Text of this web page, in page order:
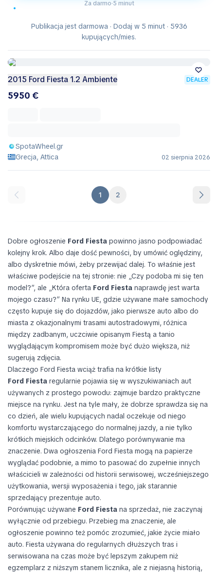
Za darmo·5 minut
Publikacja jest darmowa · Dodaj w 5 minut · 5936
kupujących/mies.
2015 Ford Fiesta 1.2 Ambiente DEALER
5950 €
SpotaWheel.gr
Grecja, Attica
02 sierpnia 2026
1 2
Dobre ogłoszenie Ford Fiesta powinno jasno podpowiadać
kolejny krok. Albo daje dość pewności, by umówić oględziny,
albo dyskretnie mówi, żeby przewijać dalej. To właśnie jest
właściwe podejście na tej stronie: nie „Czy podoba mi się ten
model?”, ale „Która oferta Ford Fiesta naprawdę jest warta
mojego czasu?” Na rynku UE, gdzie używane małe samochody
często kupuje się do dojazdów, jako pierwsze auto albo do
miasta z okazjonalnymi trasami autostradowymi, różnica
między zadbanym, uczciwie opisanym Fiestą a tanio
wyglądającym kompromisem może być dużo większa, niż
sugerują zdjęcia.
Dlaczego Ford Fiesta wciąż trafia na krótkie listy
Ford Fiesta regularnie pojawia się w wyszukiwaniach aut
używanych z prostego powodu: zajmuje bardzo praktyczne
miejsce na rynku. Jest na tyle mały, że dobrze sprawdza się na
co dzień, ale wielu kupujących nadal oczekuje od niego
komfortu wystarczającego do normalnej jazdy, a nie tylko
krótkich miejskich odcinków. Dlatego porównywanie ma
znaczenie. Dwa ogłoszenia Ford Fiesta mogą na papierze
wyglądać podobnie, a mimo to pasować do zupełnie innych
właścicieli w zależności od historii serwisowej, wcześniejszego
użytkowania, wersji wyposażenia i tego, jak starannie
sprzedający prezentuje auto.
Porównując używane Ford Fiesta na sprzedaż, nie zaczynaj
wyłącznie od przebiegu. Przebieg ma znaczenie, ale
ogłoszenie powinno też pomóc zrozumieć, jakie życie miało
auto. Fiesta używana do regularnych dłuższych tras i
serwisowana na czas może być lepszym zakupem niż
egzemplarz z niższym stanem licznika, ale z niejasną historią,